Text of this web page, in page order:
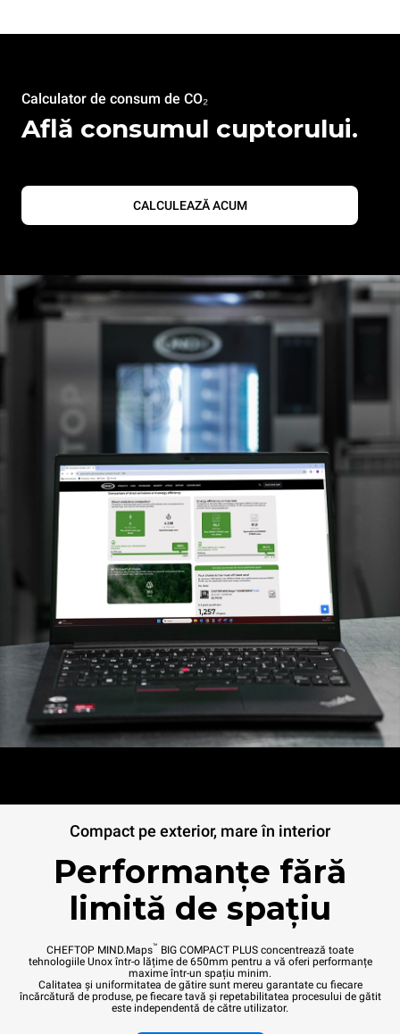
Calculator de consum de CO₂
Află consumul cuptorului.
CALCULEAZĂ ACUM
Compact pe exterior, mare în interior
Performanțe fără
limită de spațiu
CHEFTOP MIND.Maps™ BIG COMPACT PLUS concentrează toate
tehnologiile Unox într-o lățime de 650mm pentru a vă oferi performanțe
maxime într-un spațiu minim.
Calitatea și uniformitatea de gătire sunt mereu garantate cu fiecare
încărcătură de produse, pe fiecare tavă și repetabilitatea procesului de gătit
este independentă de către utilizator.